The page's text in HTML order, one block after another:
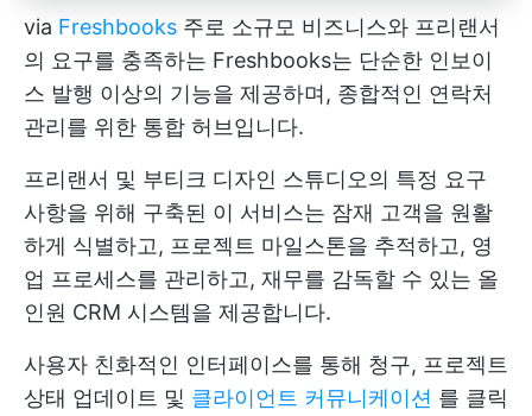
via Freshbooks 주로 소규모 비즈니스와 프리랜서
의 요구를 충족하는 Freshbooks는 단순한 인보이
스 발행 이상의 기능을 제공하며, 종합적인 연락처
관리를 위한 통합 허브입니다.
프리랜서 및 부티크 디자인 스튜디오의 특정 요구
사항을 위해 구축된 이 서비스는 잠재 고객을 원활
하게 식별하고, 프로젝트 마일스톤을 추적하고, 영
업 프로세스를 관리하고, 재무를 감독할 수 있는 올
인원 CRM 시스템을 제공합니다.
사용자 친화적인 인터페이스를 통해 청구, 프로젝트
상태 업데이트 및 클라이언트 커뮤니케이션 를 클릭